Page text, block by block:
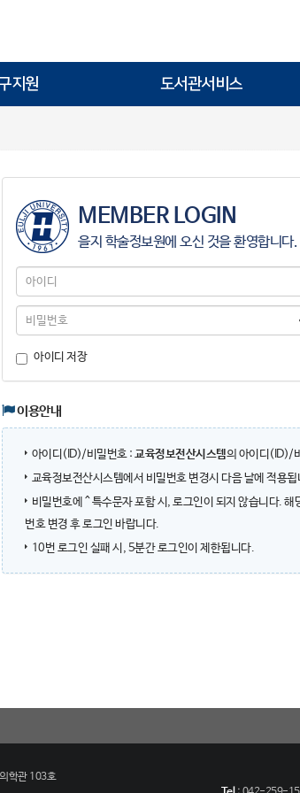
지원 도서관서비스
MEMBER LOGIN
을지 학술정보원에 오신 것을 환영합니다.
아
디
비
호
아이디 저장
이용안내
아이디(ID)/비밀번호 : 교육정보전산시스템의 아이디(ID)/
교육정보전산시스템에서 비밀번호 변경시 다음 날에 적용됩
비밀번호에 ^ 특수문자 포함 시, 로그인이 되지 않습니다. 해
번호 변경 후 로그인 바랍니다.
10번 로그인 실패 시, 5분간 로그인이 제한됩니다.
학관 103호